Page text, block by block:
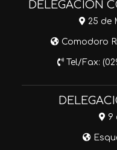
DELEGACIÓN
25 de
Comodoro
Tel/Fax:
9